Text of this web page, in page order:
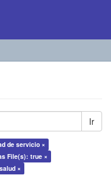
Ir
de servicio ×
File(s): true ×
×